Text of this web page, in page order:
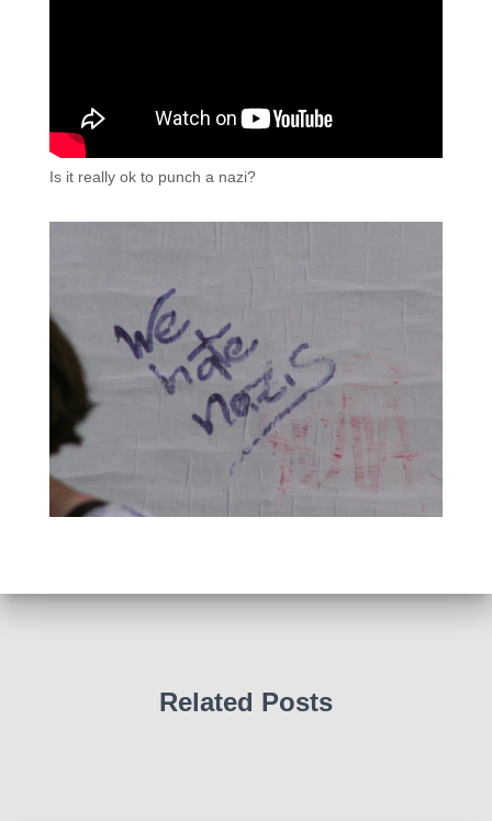
Is it really ok to punch a nazi?
Related Posts